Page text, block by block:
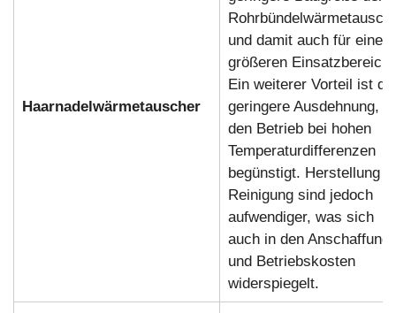
Haarnadelwärmetauscher
und damit auch für einen
größeren Einsatzbereich.
Ein weiterer Vorteil ist die
geringere Ausdehnung,
den Betrieb bei hohen
Temperaturdifferenzen
begünstigt. Herstellung
Reinigung sind jedoch
aufwendiger, was sich
auch in den
und Betriebskosten
widerspiegelt.